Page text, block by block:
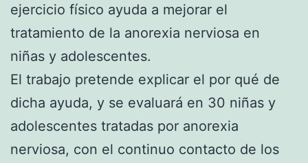
ejercicio físico ayuda a mejorar el
tratamiento de la anorexia nerviosa en
niñas y adolescentes.
El trabajo pretende explicar el por qué de
dicha ayuda, y se evaluará en 30 niñas y
adolescentes tratadas por anorexia
nerviosa, con el continuo contacto de los